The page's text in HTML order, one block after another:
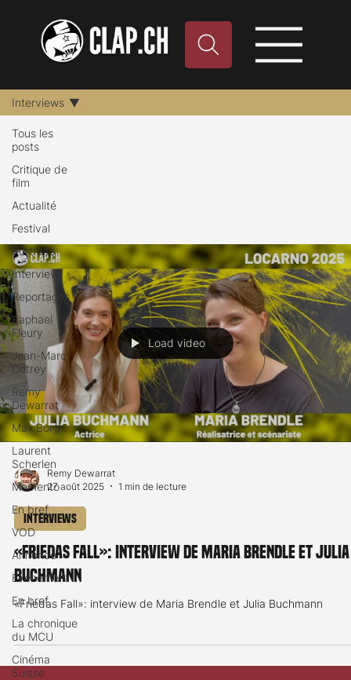
Tous les
posts
Critique de
film
Actualité
Festival
Portraits
Interview
Reportages
Raphael
Fleury
Jean-Marc
Detrey
Remy
Dewarrat
Max Borg
Laurent
Scherlen
Memento
En bref
VOD
Annonce
Evénement
En bref
La chronique
du MCU
Cinéma
Suisse
Interviews
Interviews
Load video
Remy Dewarrat
27 août 2025
1 min de lecture
Interviews
«Friedas Fall»: interview de Maria Brendle et Julia
Buchmann
«Friedas Fall»: interview de Maria Brendle et Julia Buchmann